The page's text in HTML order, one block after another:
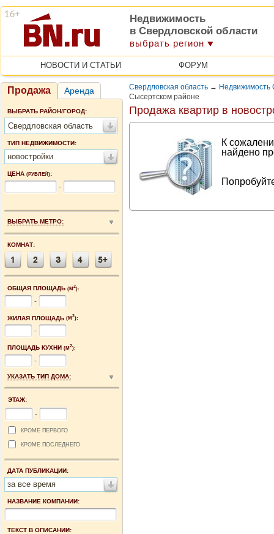
Недвижимость
в Свердловской области
выбрать регион
НОВОСТИ И СТАТЬИ ФОРУМ
Продажа Аренда
ВЫБРАТЬ РАЙОН/ГОРОД:
Свердловская область
ТИП НЕДВИЖИМОСТИ:
новостройки
ЦЕНА (РУБЛЕЙ):
-
ВЫБРАТЬ МЕТРО:
КОМНАТ:
ОБЩАЯ ПЛОЩАДЬ (М2):
-
ЖИЛАЯ ПЛОЩАДЬ (М2):
-
ПЛОЩАДЬ КУХНИ (М2):
-
УКАЗАТЬ ТИП ДОМА:
ЭТАЖ:
-
КРОМЕ ПЕРВОГО
КРОМЕ ПОСЛЕДНЕГО
ДАТА ПУБЛИКАЦИИ:
за все время
НАЗВАНИЕ КОМПАНИИ:
ТЕКСТ В ОПИСАНИИ:
Свердловская область → Недвижимость
Сысертском районе
Продажа квартир в
К
найдено